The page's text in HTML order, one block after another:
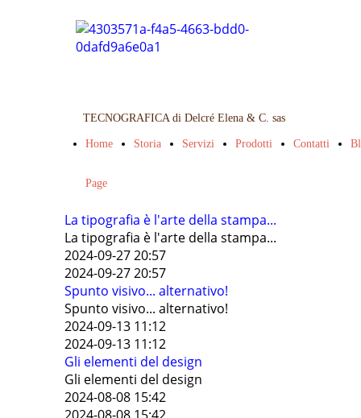
TECNOGRAFICA di Delcré Elena & C. sas
Home
Page
Storia Servizi Prodotti Contatti
La tipografia è l'arte della stampa...
La tipografia è l'arte della stampa...
2024-09-27 20:57
2024-09-27 20:57
Spunto visivo... alternativo!
Spunto visivo... alternativo!
2024-09-13 11:12
2024-09-13 11:12
Gli elementi del design
Gli elementi del design
2024-08-08 15:42